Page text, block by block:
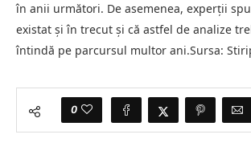
în anii următori. De asemenea, experții
existat și în trecut și că astfel de analize
întindă pe parcursul multor ani.Sursa:
0